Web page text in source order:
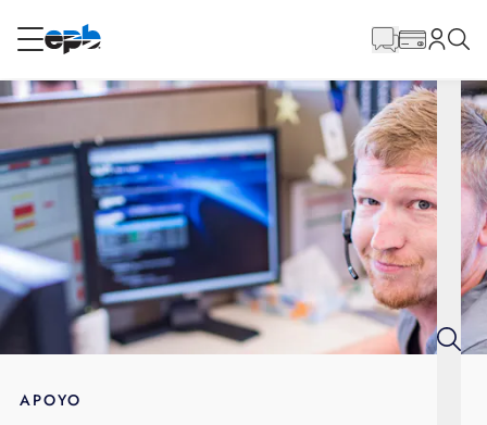
RESIDENCIAL
Internet
Energía
Televisión
principal
APOYO